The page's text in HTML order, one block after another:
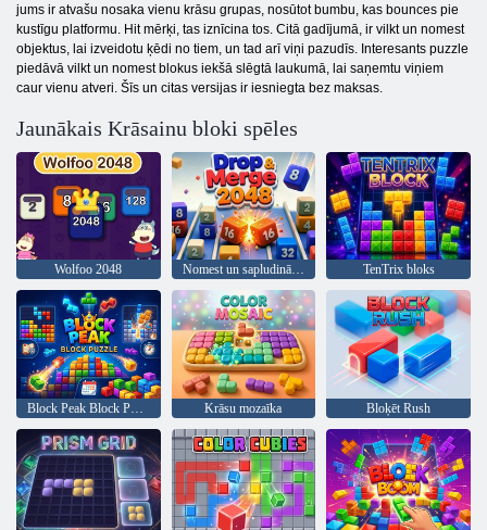
jums ir atvašu nosaka vienu krāsu grupas, nosūtot bumbu, kas bounces pie
kustīgu platformu. Hit mērķi, tas iznīcina tos. Citā gadījumā, ir vilkt un nomest
objektus, lai izveidotu ķēdi no tiem, un tad arī viņi pazudīs. Interesants puzzle
piedāvā vilkt un nomest blokus iekšā slēgtā laukumā, lai saņemtu viņiem
caur vienu atveri. Šīs un citas versijas ir iesniegta bez maksas.
Jaunākais Krāsainu bloki spēles
Wolfoo 2048 Nomest un sapludināt 2048 TenTrix bloks
Krāsu mozaīka Bloķēt Rush